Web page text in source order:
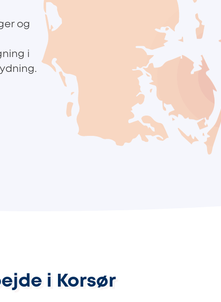
og
i
i Korsør